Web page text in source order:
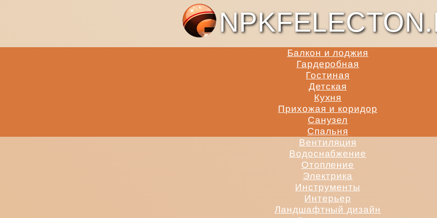
Балкон и лоджия
Гардеробная
Гостиная
Детская
Кухня
Прихожая и коридор
Санузел
Спальня
Вентиляция
Водоснабжение
Отопление
Электрика
Инструменты
Интерьер
Ландшафтный дизайн